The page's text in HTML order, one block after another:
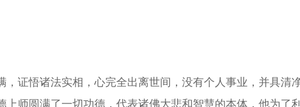
，证悟诸法实相，心完全出离世间，没有个人事业，并具清
师圆满了一切功德，代表诸佛大悲和智慧的本体，他为了